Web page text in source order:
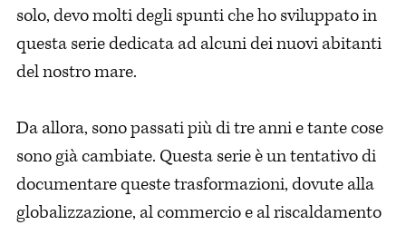
solo, devo molti degli spunti che ho sviluppato in
questa serie dedicata ad alcuni dei nuovi abitanti
del nostro mare.
Da allora, sono passati più di tre anni e tante cose
sono già cambiate. Questa serie è un tentativo di
documentare queste trasformazioni, dovute alla
globalizzazione, al commercio e al riscaldamento